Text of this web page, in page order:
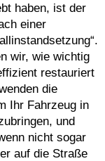
haben, ist der
einer
wir, wie wichtig
restauriert
die
Ihr Fahrzeug in
und
nicht sogar
auf die Straße